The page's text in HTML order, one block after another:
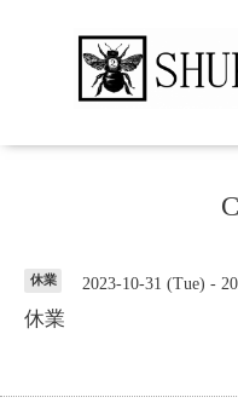
休業 2023-10-31 (Tue) -
休業